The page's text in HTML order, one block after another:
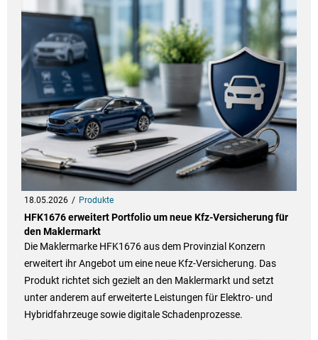
18.05.2026 Produkte
HFK1676 erweitert Portfolio um neue Kfz-Versicherung für
den Maklermarkt
Die Maklermarke HFK1676 aus dem Provinzial Konzern
erweitert ihr Angebot um eine neue Kfz-Versicherung. Das
Produkt richtet sich gezielt an den Maklermarkt und setzt
unter anderem auf erweiterte Leistungen für Elektro- und
Hybridfahrzeuge sowie digitale Schadenprozesse.